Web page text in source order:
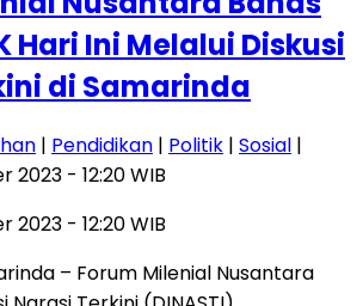
Hari Ini Melalui Diskusi
di Samarinda
| Pendidikan | Politik | Sosial |
2023 - 12:20 WIB
2023 - 12:20 WIB
– Forum Milenial Nusantara